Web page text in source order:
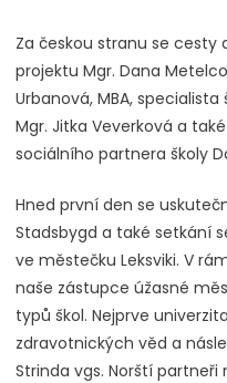
Za českou stranu se cesty
projektu Mgr. Dana
Urbanová, MBA,
Mgr. Jitka Veverková a
sociálního partnera školy
Hned první den se
Stadsbygd a také setkání
ve městečku Leksviki. V
naše zástupce úžasné
typů škol. Nejprve
zdravotnických věd a
Strinda vgs. Norští